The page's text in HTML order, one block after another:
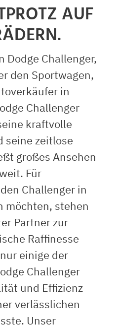
AUF
Dodge Challenger,
den Sportwagen,
in
Challenger
kraftvolle
seine zeitlose
großes Ansehen
Für
Challenger in
möchten, stehen
Partner zur
Raffinesse
einige der
Challenger
und Effizienz
verlässlichen
Unser